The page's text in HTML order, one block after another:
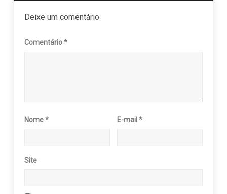
Deixe um comentário
Comentário*
Nome* E-mail*
Site